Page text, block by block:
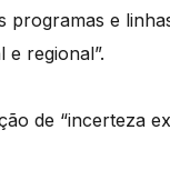
programas e
regional”.
de “incerteza